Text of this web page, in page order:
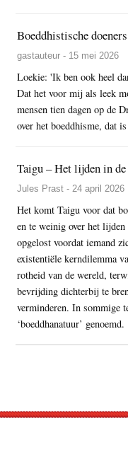
Boeddhistische
gastauteur - 15 mei 2026
Loekie: 'Ik ben ook heel
Dat het voor mij als leek
mensen tien dagen op de
over het boeddhisme, dat
Taigu – Het lijden in
Jules Prast - 24 april 2026
Het komt Taigu voor dat
en te weinig over het
opgelost voordat iemand
existentiële kerndilemma
rotheid van de wereld,
bevrijding dichterbij te
verminderen. In sommige
‘boeddhanatuur’ genoemd.